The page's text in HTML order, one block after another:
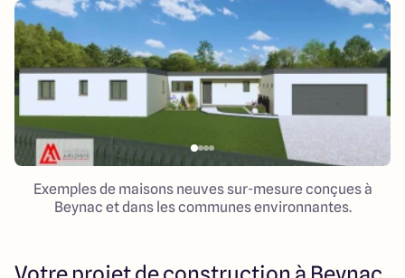
Exemples de maisons neuves sur-mesure conçues à
Beynac et dans les communes environnantes.